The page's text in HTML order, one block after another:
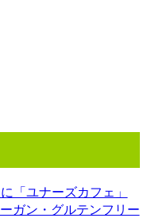
「ユナーズカフェ」
ガン・グルテンフリー